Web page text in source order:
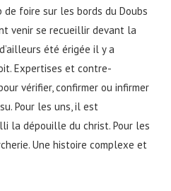
foire sur les bords du Doubs
venir se recueillir devant la
été érigée il y a
Expertises et contre-
vérifier, confirmer ou infirmer
Pour les uns, il est
la dépouille du christ. Pour les
Une histoire complexe et